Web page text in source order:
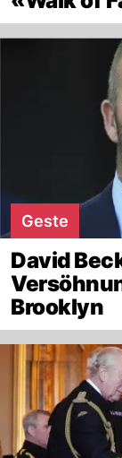
Geste
David
Brooklyn